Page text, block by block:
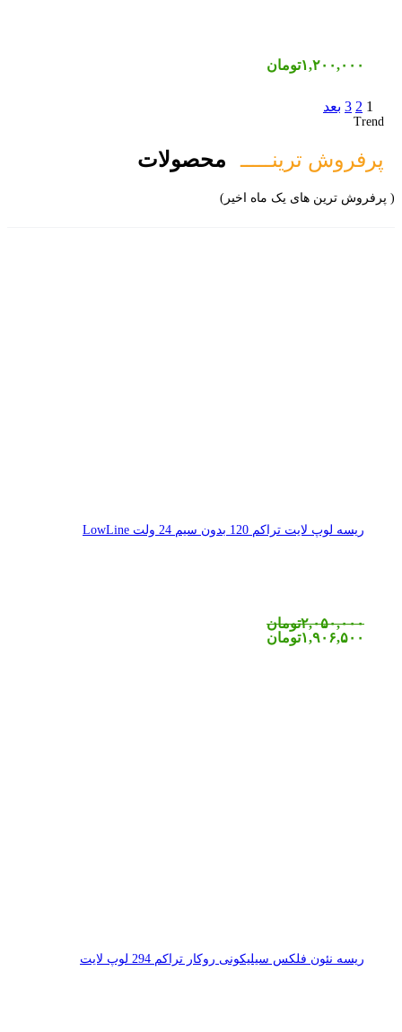
۱,۲۰۰,۰۰۰تومان
1
2
3 بعد
Trend
پرفروش ترینـــــ محصولات
( پرفروش ترین های یک ماه اخیر)
ریسه لوپ لایت تراکم 120 بدون سیم 24 ولت LowLine
۲,۰۵۰,۰۰۰تومان
۱,۹۰۶,۵۰۰تومان
ریسه نئون فلکس سیلیکونی روکار تراکم 294 لوپ لایت